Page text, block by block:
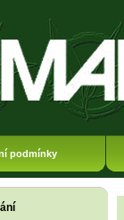
podmínky